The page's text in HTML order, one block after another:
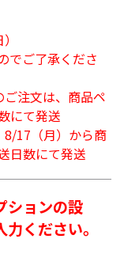
でご了承くださ
注文は、商品ペ
にて発送
8/17（月）から商
日数にて発送
ションの設
ください。